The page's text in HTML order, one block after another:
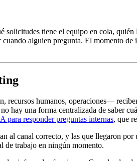
tiene el equipo en cola,
alguien pregunta. El momento
humanos, operaciones—
hay una forma centralizada de saber
para responder preguntas internas, que
al canal correcto, y las que llegaron
de trabajo en ningún momento.